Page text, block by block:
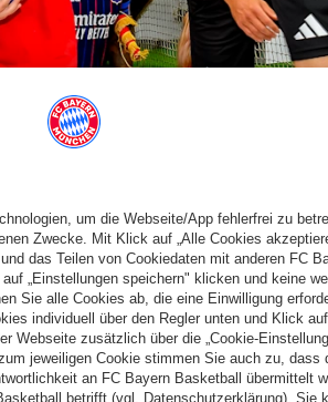
BREMEN
du hast die Chance, als Einlaufkind den
gegen Werder Bremen. Für die Partie
der Seite der Schiedsrichter.Vor den
oder an der Seite derOffiziellen